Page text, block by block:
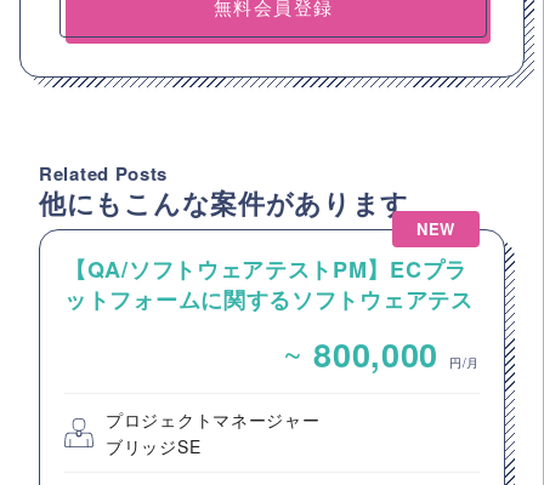
無料会員登録
Related Posts
他にもこんな案件があります
NEW
【QA/ソフトウェアテストPM】ECプラ
ットフォームに関するソフトウェアテス
~ 800,000 円/月
プロジェクトマネージャー
ブリッジSE